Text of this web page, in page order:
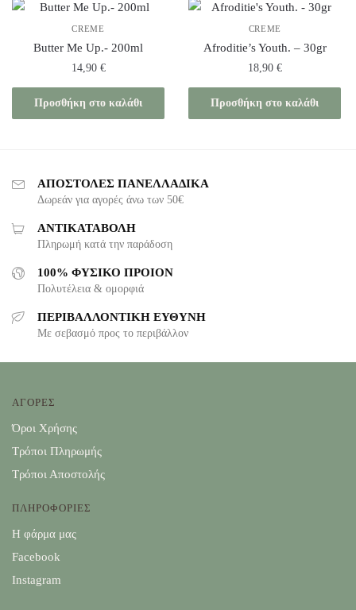
CREME
Butter Me Up.- 200ml
14,90 €
Προσθήκη στο καλάθι
CREME
Afroditie’s Youth. – 30gr
18,90 €
Προσθήκη στο καλάθι
ΑΠΟΣΤΟΛΕΣ ΠΑΝΕΛΛΑΔΙΚΑ
Δωρεάν για αγορές άνω των 50€
ΑΝΤΙΚΑΤΑΒΟΛΗ
Πληρωμή κατά την παράδοση
100% ΦΥΣΙΚΟ ΠΡΟΙΟΝ
Πολυτέλεια & ομορφιά
ΠΕΡΙΒΑΛΛΟΝΤΙΚΗ ΕΥΘΥΝΗ
Με σεβασμό προς το περιβάλλον
ΑΓΟΡΕΣ
Όροι Χρήσης
Τρόποι Πληρωμής
Τρόποι Αποστολής
ΠΛΗΡΟΦΟΡΙΕΣ
Η φάρμα μας
Facebook
Instagram